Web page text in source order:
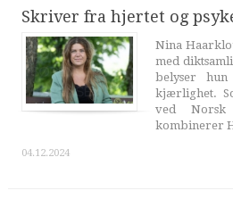
Skriver fra hjertet og
Nina
med
belyser
kjærlighet.
ved Norsk
kombinerer
04.12.2024